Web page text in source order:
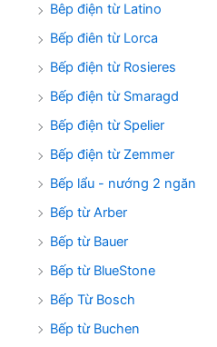
Bêp điện từ Latino
Bếp điên từ Lorca
Bếp điện từ Rosieres
Bếp điện từ Smaragd
Bếp điện từ Spelier
Bếp điện từ Zemmer
Bếp lẩu - nướng 2 ngăn
Bếp từ Arber
Bếp từ Bauer
Bếp từ BlueStone
Bếp Từ Bosch
Bếp từ Buchen